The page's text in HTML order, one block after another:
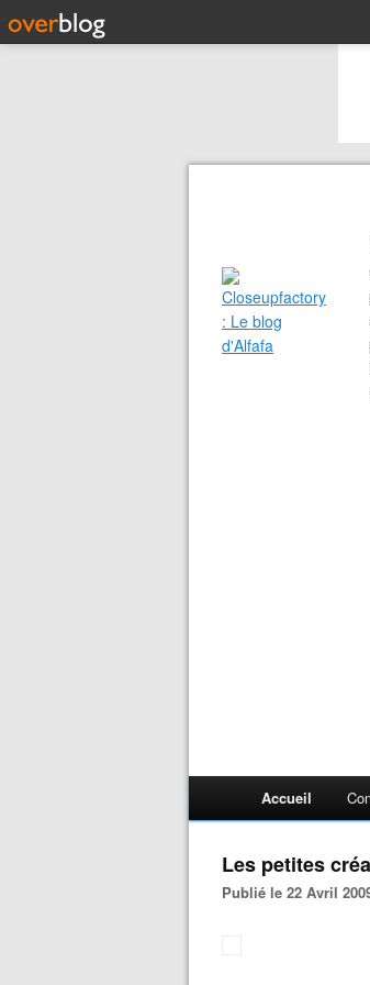
Accueil
Les petites
Publié le 22 Avril